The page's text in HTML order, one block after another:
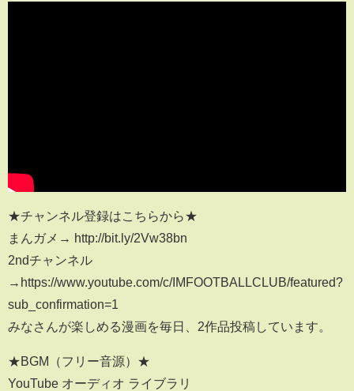
★チャンネル登録はこちらから★
まんガメ→ http://bit.ly/2Vw38bn
2ndチャンネル
→https://www.youtube.com/c/IMFOOTBALLCLUB/featured?
sub_confirmation=1
みなさんが楽しめる漫画を毎日、2作品投稿しています。
★BGM（フリー音源）★
YouTube オーディオ ライブラリ